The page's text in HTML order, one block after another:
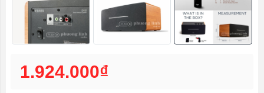
1.924.000₫